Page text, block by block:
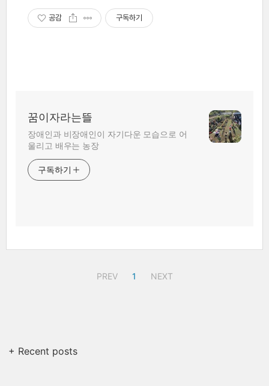
공감 구독하기
꿈이자라는뜰
장애인과 비장애인이 자기다운 모습으로 어
울리고 배우는 농장
구독하기
PREV 1 NEXT
+ Recent posts